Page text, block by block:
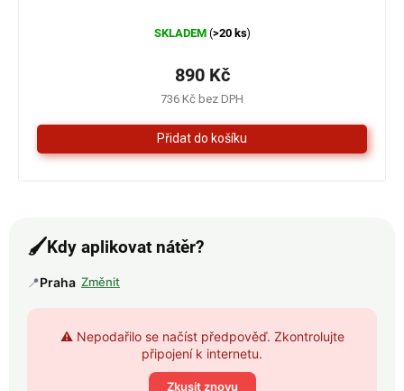
SKLADEM (>20 ks)
736 Kč bez DPH
890 Kč
🖌️Kdy aplikovat nátěr?
📍Praha Změnit
⚠️ Nepodařilo se načíst předpověď. Zkontrolujte
připojení k internetu.
Zkusit znovu